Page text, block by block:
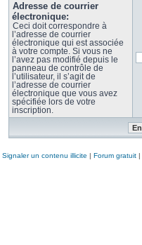
Adresse de courrier
électronique:
Ceci doit correspondre à
l’adresse de courrier
électronique qui est associée
à votre compte. Si vous ne
l’avez pas modifié depuis le
panneau de contrôle de
l’utilisateur, il s’agit de
l’adresse de courrier
électronique que vous avez
spécifiée lors de votre
inscription.
Signaler un contenu illicite | Forum gratuit|